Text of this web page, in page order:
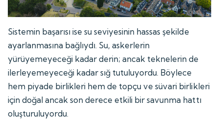
Sistemin başarısı ise su seviyesinin hassas şekilde
ayarlanmasına bağlıydı. Su, askerlerin
yürüyemeyeceği kadar derin; ancak teknelerin de
ilerleyemeyeceği kadar sığ tutuluyordu. Böylece
hem piyade birlikleri hem de topçu ve süvari birlikleri
için doğal ancak son derece etkili bir savunma hattı
oluşturuluyordu.